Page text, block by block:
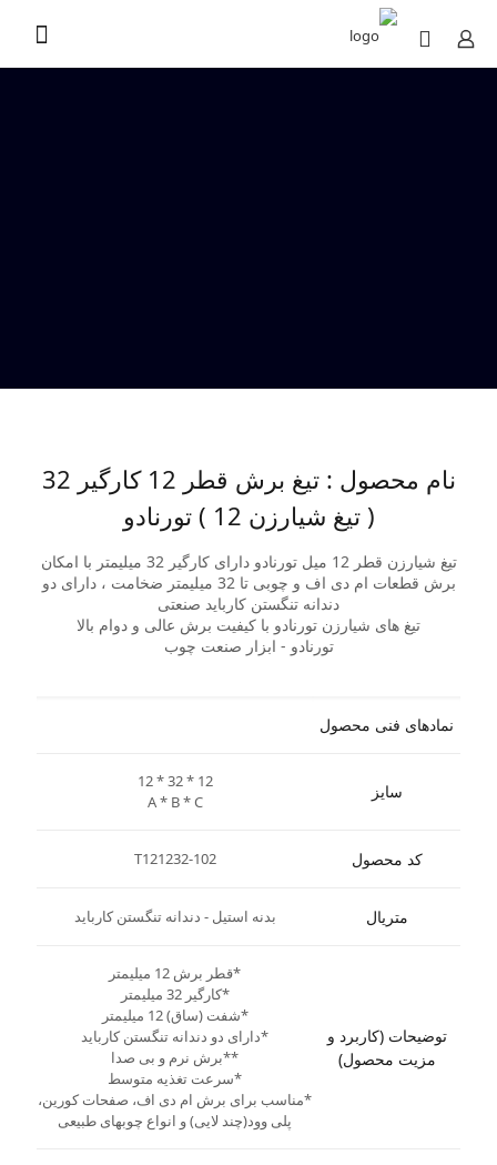
نام محصول : تیغ برش قطر 12 کارگیر 32
( تیغ شیارزن 12 ) تورنادو
تیغ شیارزن قطر 12 میل تورنادو دارای کارگیر 32 میلیمتر با امکان
برش قطعات ام دی اف و چوبی تا 32 میلیمتر ضخامت ، دارای دو
دندانه تنگستن کارباید صنعتی
تیغ های شیارزن تورنادو با کیفیت برش عالی و دوام بالا
تورنادو - ابزار صنعت چوب
نمادهای فنی محصول
سایز
12 * 32 * 12
A * B * C
کد محصول T121232-102
متریال بدنه استیل - دندانه تنگستن کارباید
توضیحات (کاربرد و
مزیت محصول)
*قطر برش 12 میلیمتر
*کارگیر 32 میلیمتر
*شفت (ساق) 12 میلیمتر
*دارای دو دندانه تنگستن کارباید
**برش نرم و بی صدا
*سرعت تغذیه متوسط
*مناسب برای برش ام دی اف، صفحات کورین،
پلی وود(چند لایی) و انواع چوبهای طبیعی